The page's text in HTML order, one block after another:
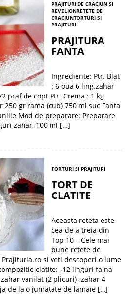
PRAJITURI DE CRACIUN SI
REVELIONRETETE DE
CRACIUNTORTURI SI
PRAJITURI
PRAJITURA
FANTA
Ingrediente: Ptr. Blat
: 6 oua 6 ling.zahar
praf de copt Ptr. Crema : 1 kg
250 gr rama (cub) 750 ml suc Fanta
Mod de preparare: Preparare
zahar, 100 ml […]
TORTURI SI PRAJITURI
TORT DE
CLATITE
Aceasta reteta este
cea de-a treia din
Top 10 – Cele mai
bune retete de
si veti descoperi o lume
clatite: -12 linguri faina
vanilat (2 plicuri) -zahar 4
de la o jumatate de lamaie […]